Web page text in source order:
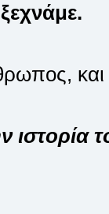
και
ιστορία